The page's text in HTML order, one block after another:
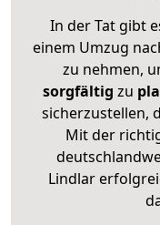
In der Tat gibt
einem Umzug
zu nehmen,
sorgfältig zu
sicherzustellen,
Mit der
Lindlar